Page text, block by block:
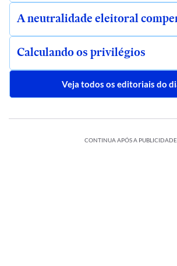
A neutralidade eleitoral
Calculando os privilégios
Veja todos os editoriais do
CONTINUA APÓS A PUBLICIDADE